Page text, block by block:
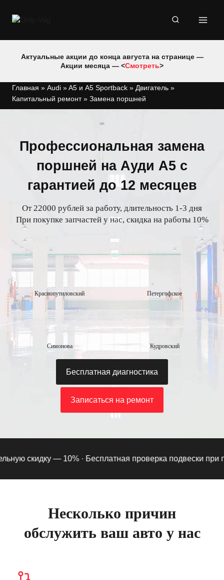
Актуальные акции до конца августа на странице —
Акции месяца — <Смотреть>
Главная » Audi »A5 и A5 Sportback » Двигатель »
Капитальный ремонт» Замена поршней
Профессиональная замена
поршней на Ауди А5 с
гарантией до 12 месяцев
От 22000 рублей за работу, длительность 1-3 дня
При покупке запчастей у нас, скидка на работы 10%
Краснопутиловский Петергофское
Симонова Кудровский
Бесплатная диагностика
Записаться на ремонт
скидку — 10% ·Бесплатная проверка подвески при
Несколько причин
обслужить ваш авто у нас